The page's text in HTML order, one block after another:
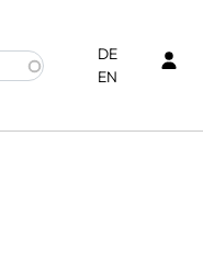
DE
EN